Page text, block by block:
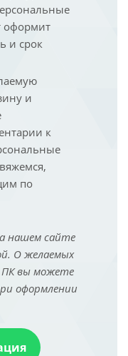
оформит
и срок
и
к
по
нашем сайте
О желаемых
ПК вы можете
оформлении